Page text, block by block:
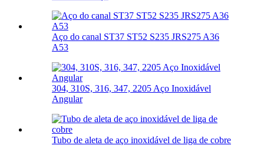
Aço do canal ST37 ST52 S235 JRS275 A36
A53
304, 310S, 316, 347, 2205 Aço Inoxidável
Angular
Tubo de aleta de aço inoxidável de liga de cobre